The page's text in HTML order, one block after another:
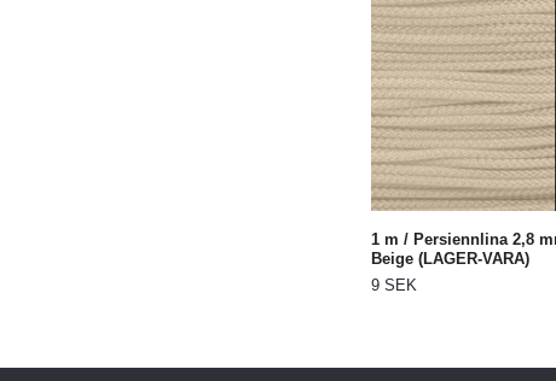
1 m / Persiennlina 2,8
Beige (LAGER-VARA)
9 SEK